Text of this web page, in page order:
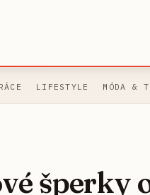
LIFESTYLE MÓDA &
šperky